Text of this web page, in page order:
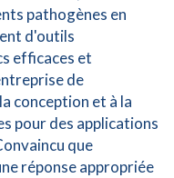
pathogènes en
d'outils
efficaces et
de
conception et à la
pour des applications
que
réponse appropriée